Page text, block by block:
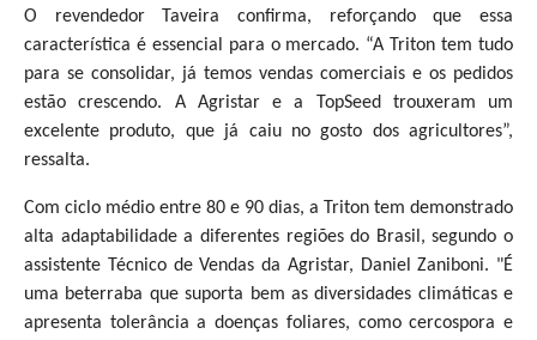
O revendedor Taveira confirma, reforçando que essa
característica é essencial para o mercado. “A Triton tem tudo
para se consolidar, já temos vendas comerciais e os pedidos
estão crescendo. A Agristar e a TopSeed trouxeram um
excelente produto, que já caiu no gosto dos agricultores”,
ressalta.
Com ciclo médio entre 80 e 90 dias, a Triton tem demonstrado
alta adaptabilidade a diferentes regiões do Brasil, segundo o
assistente Técnico de Vendas da Agristar, Daniel Zaniboni. "É
uma beterraba que suporta bem as diversidades climáticas e
apresenta tolerância a doenças foliares, como cercospora e